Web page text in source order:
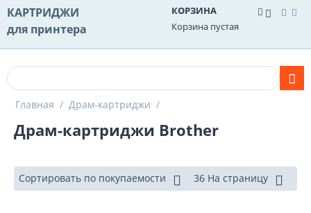
КАРТРИДЖИ
для принтера
КОРЗИНА
Корзина пустая
Главная / Драм-картриджи /
Драм-картриджи Brother
Сортировать по покупаемости 36 На страницу